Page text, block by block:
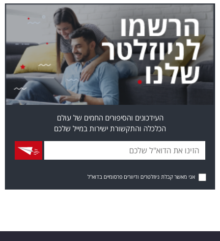
העידכונים והסיפורים החמים של עולם
הכלכלה והתקשורת ישירות במייל שלכם
אני מאשר קבלת ניוזלטרים ודיוורים פרסומיים בדוא"ל